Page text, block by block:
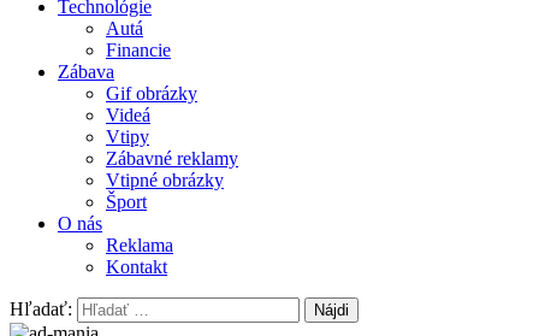
Technológie
Autá
Financie
Zábava
Gif obrázky
Videá
Vtipy
Zábavné reklamy
Vtipné obrázky
Šport
O nás
Reklama
Kontakt
Hľadať: